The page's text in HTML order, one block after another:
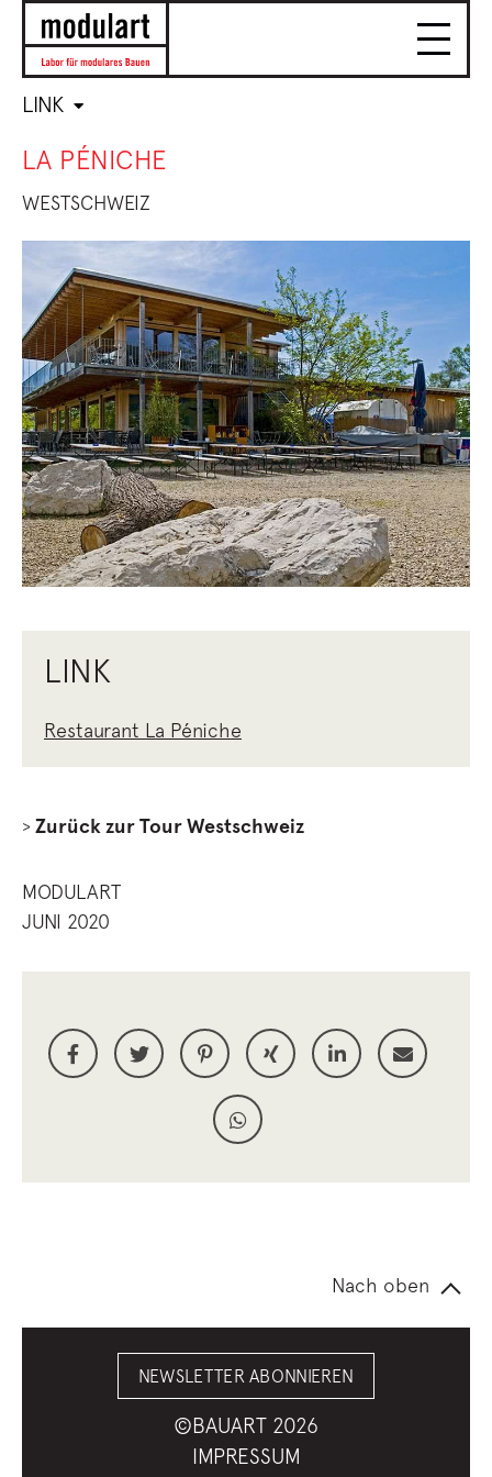
LINK
LA PÉNICHE
WESTSCHWEIZ
LINK
Restaurant La Péniche
>Zurück zur Tour Westschweiz
MODULART
JUNI 2020
Nach oben
NEWSLETTER ABONNIEREN
©BAUART 2026
IMPRESSUM